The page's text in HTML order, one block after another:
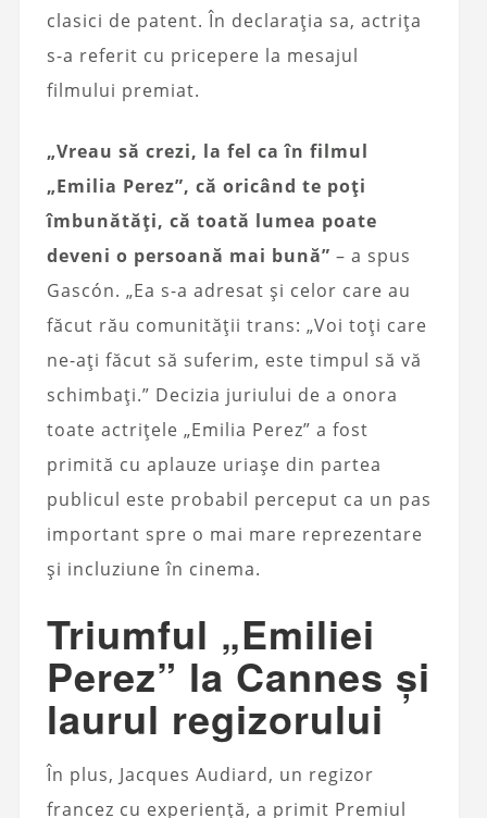
clasici de patent. În declarația sa, actrița
s-a referit cu pricepere la mesajul
filmului premiat.
„Vreau să crezi, la fel ca în filmul
„Emilia Perez”, că oricând te poți
îmbunătăți, că toată lumea poate
deveni o persoană mai bună” – a spus
Gascón. „Ea s-a adresat și celor care au
făcut rău comunității trans: „Voi toți care
ne-ați făcut să suferim, este timpul să vă
schimbați.” Decizia juriului de a onora
toate actrițele „Emilia Perez” a fost
primită cu aplauze uriașe din partea
publicul este probabil perceput ca un pas
important spre o mai mare reprezentare
și incluziune în cinema.
Triumful „Emiliei
Perez” la Cannes și
laurul regizorului
În plus, Jacques Audiard, un regizor
francez cu experiență, a primit Premiul